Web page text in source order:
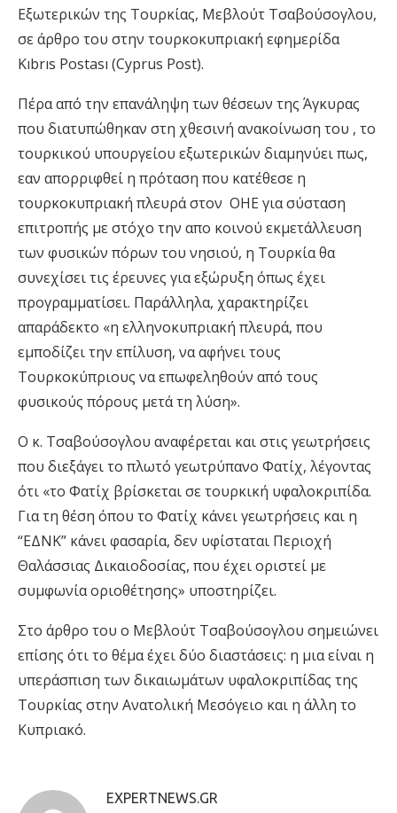
Εξωτερικών της Τουρκίας, Μεβλούτ Τσαβούσογλου,
σε άρθρο του στην τουρκοκυπριακή εφημερίδα
Kıbrıs Postası (Cyprus Post).
Πέρα από την επανάληψη των θέσεων της Άγκυρας
που διατυπώθηκαν στη χθεσινή ανακοίνωση του , το
τουρκικού υπουργείου εξωτερικών διαμηνύει πως,
εαν απορριφθεί η πρόταση που κατέθεσε η
τουρκοκυπριακή πλευρά στον ΟΗΕ για σύσταση
επιτροπής με στόχο την απο κοινού εκμετάλλευση
των φυσικών πόρων του νησιού, η Τουρκία θα
συνεχίσει τις έρευνες για εξώρυξη όπως έχει
προγραμματίσει. Παράλληλα, χαρακτηρίζει
απαράδεκτο «η ελληνοκυπριακή πλευρά, που
εμποδίζει την επίλυση, να αφήνει τους
Τουρκοκύπριους να επωφεληθούν από τους
φυσικούς πόρους μετά τη λύση».
Ο κ. Τσαβούσογλου αναφέρεται και στις γεωτρήσεις
που διεξάγει το πλωτό γεωτρύπανο Φατίχ, λέγοντας
ότι «το Φατίχ βρίσκεται σε τουρκική υφαλοκριπίδα.
Για τη θέση όπου το Φατίχ κάνει γεωτρήσεις και η
“ΕΔΝΚ” κάνει φασαρία, δεν υφίσταται Περιοχή
Θαλάσσιας Δικαιοδοσίας, που έχει οριστεί με
συμφωνία οριοθέτησης» υποστηρίζει.
Στο άρθρο του ο Μεβλούτ Τσαβούσογλου σημειώνει
επίσης ότι το θέμα έχει δύο διαστάσεις: η μια είναι η
υπεράσπιση των δικαιωμάτων υφαλοκριπίδας της
Τουρκίας στην Ανατολική Μεσόγειο και η άλλη το
Κυπριακό.
EXPERTNEWS.GR